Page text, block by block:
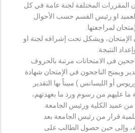
المقررات المختلفة لجنة عامة في كل
او رئيس القسم حسب الأحوال
لمراجعتها.
الإمتحان، ويشكل تحت إشرافه لجنة او
النتيجة.
فى الامتحانات مرتبة بالحروف
ويمنح الناجحون في الإمتحان شهادة
أو الليسانس ) مبيناً بها التقدير
ما عليهم من رسوم ورد ما بعهدتهم،
من عميد الكلية ورئيس الجامعة.
قرار من رئيس الجامعة بعد
وإلى حين حصول الطالب على